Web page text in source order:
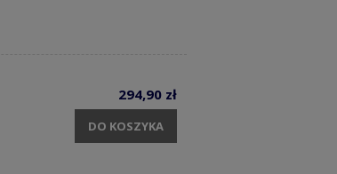
294,90 zł
DO KOSZYKA